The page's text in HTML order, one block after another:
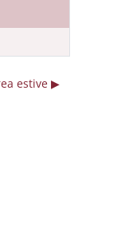
▶︎ Informazioni sulle sessioni di laurea estive